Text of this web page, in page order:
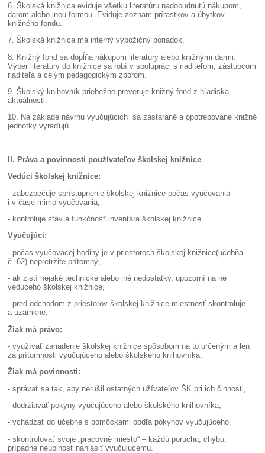
6. Školská knižnica eviduje všetku literatúru nadobudnutú nákupom,
darom alebo inou formou. Eviduje zoznam prírastkov a úbytkov
knižného fondu.
7. Školská knižnica má interný výpožičný poriadok.
8. Knižný fond sa dopĺňa nákupom literatúry alebo knižnými darmi.
Výber literatúry do knižnice sa robí v spolupráci s riaditeľom, zástupcom
riaditeľa a celým pedagogickým zborom.
9. Školský knihovník priebežne preveruje knižný fond z hľadiska
aktuálnosti.
10. Na základe návrhu vyučujúcich sa zastarané a opotrebované knižné
jednotky vyraďujú.
II. Práva a povinnosti používateľov školskej knižnice
Vedúci školskej knižnice:
- zabezpečuje sprístupnenie školskej knižnice počas vyučovania
i v čase mimo vyučovania,
- kontroluje stav a funkčnosť inventára školskej knižnice.
Vyučujúci:
- počas vyučovacej hodiny je v priestoroch školskej knižnice(učebňa
č. 62) nepretržite prítomný,
- ak zistí nejaké technické alebo iné nedostatky, upozorní na ne
vedúceho školskej knižnice,
- pred odchodom z priestorov školskej knižnice miestnosť skontroluje
a uzamkne.
Žiak má právo:
- využívať zariadenie školskej knižnice spôsobom na to určeným a len
za prítomnosti vyučujúceho alebo školského knihovníka.
Žiak má povinnosti:
- správať sa tak, aby nerušil ostatných užívateľov ŠK pri ich činnosti,
- dodržiavať pokyny vyučujúceho alebo školského knihovníka,
- vchádzať do učebne s pomôckami podľa pokynov vyučujúceho,
- skontrolovať svoje „pracovné miesto“ – každú poruchu, chybu,
prípadne neúplnosť nahlásiť vyučujúcemu.